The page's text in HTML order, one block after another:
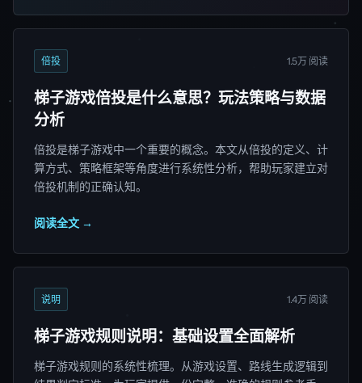
倍投 1.5万 阅读
梯子游戏倍投是什么意思？玩法策略与数据
分析
倍投是梯子游戏中一个重要的概念。本文从倍投的定义、计
算方式、策略框架等角度进行系统性分析，帮助玩家建立对
倍投机制的正确认知。
阅读全文 →
说明 1.4万 阅读
梯子游戏规则说明：基础设置全面解析
梯子游戏规则的系统性梳理。从游戏设置、路线生成逻辑到